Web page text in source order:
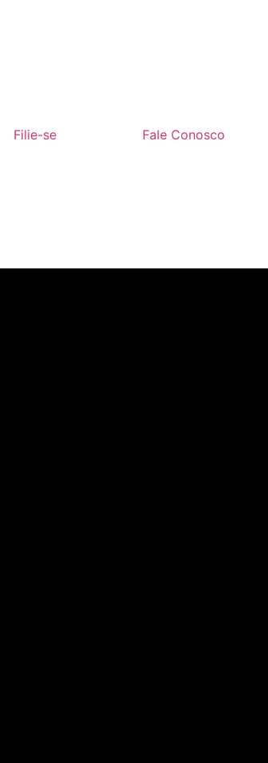
Filie-se Fale Conosco